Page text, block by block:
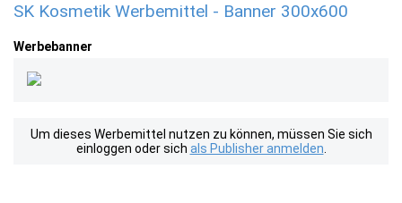
SK Kosmetik Werbemittel - Banner 300x600
Werbebanner
Um dieses Werbemittel nutzen zu können, müssen Sie sich
einloggen oder sich als Publisher anmelden